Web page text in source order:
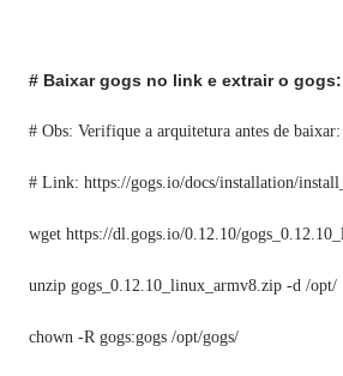
# Baixar gogs no link e extrair o gogs:
# Obs: Verifique a arquitetura antes de baixar:
# Link: https://gogs.io/docs/installation/
wget https://dl.gogs.io/0.12.10/
unzip gogs_0.12.10_linux_armv8.zip -d /opt/
chown -R gogs:gogs /opt/gogs/